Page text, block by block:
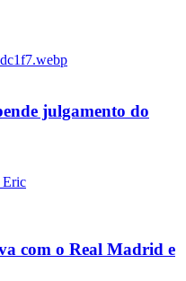
julgamento do
com o Real Madrid e